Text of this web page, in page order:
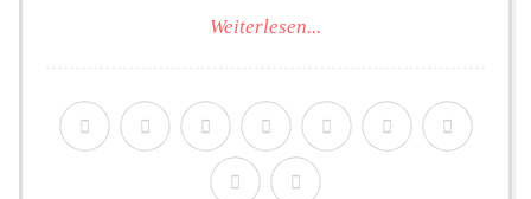
Weiterlesen...